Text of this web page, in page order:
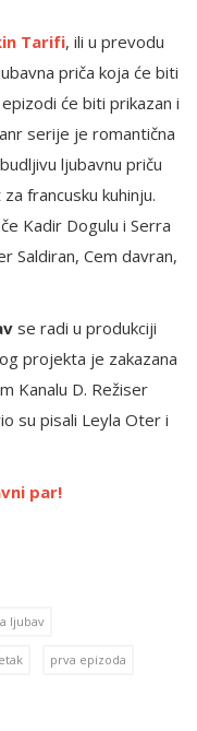
Tarifi, ili u prevodu
priča koja će biti
će biti prikazan i
serije je romantična
ljubavnu priču
francusku kuhinju.
Kadir Dogulu i Serra
Saldiran, Cem davran,
se radi u produkciji
projekta je zakazana
Kanalu D. Režiser
su pisali Leyla Oter i
par!
ljubav
prva epizoda